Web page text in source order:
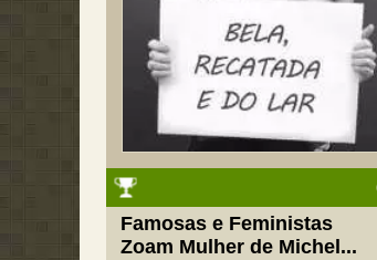
Famosas e Feministas
Zoam Mulher de Michel...